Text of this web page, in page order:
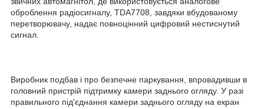
оброблення радіосигналу, TDA7708, завдяки вбудованому
перетворювачу, надає повноцінний цифровий нестиснутий
сигнал.
Виробник подбав і про безпечне паркування, впровадивши в
головний пристрій підтримку камери заднього огляду. У разі
правильного під'єднання камери заднього огляду на екран